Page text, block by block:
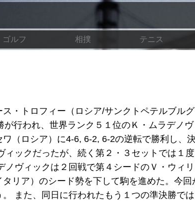
ゴルフ 相撲 テニス
・トロフィー（ロシア/サンクトペテルブルグ
行われ、世界ランク５１位のＫ・ムラデノ
（ロシア）に4-6, 6-2, 6-2の逆転で勝利し、
ックだったが、続く第２・３セットでは１
ヴィックは２回戦で第４シードのＶ・ウィ
リア）のシード勢を下して駒を進めた。今回
また、同日に行われたもう１つの準決勝で